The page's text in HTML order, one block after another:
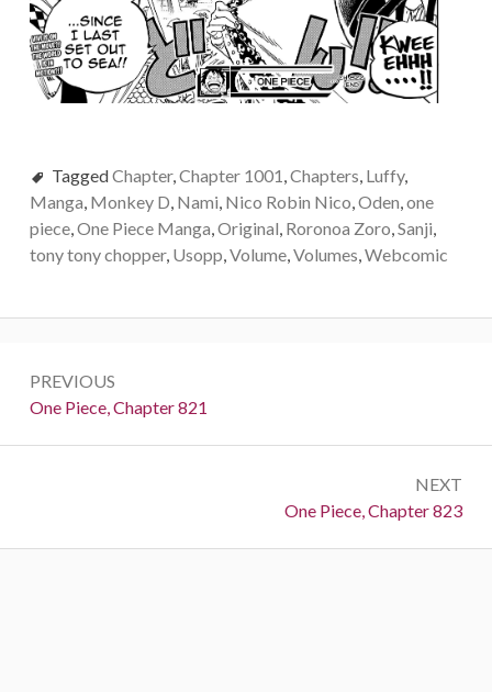
TaggedChapter,Chapter 1001,Chapters, Luffy,
Manga, Monkey D, Nami, Nico Robin Nico,Oden,one
piece,One Piece Manga,Original, Roronoa Zoro,Sanji,
tony tony chopper, Usopp,Volume,Volumes,Webcomic
navigation
PREVIOUS
Previous:
One Piece, Chapter 821
NEXT
Next:
One Piece, Chapter 823